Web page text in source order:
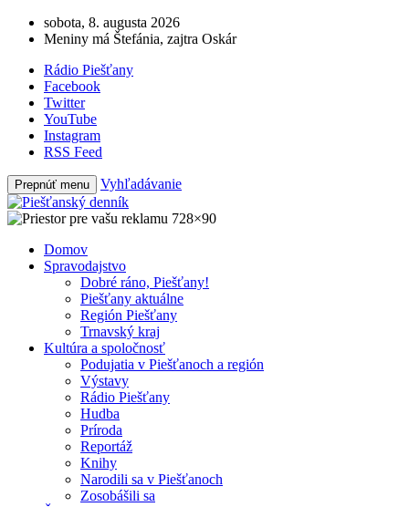
sobota, 8. augusta 2026
Meniny má Štefánia, zajtra Oskár
Rádio Piešťany
Facebook
Twitter
YouTube
Instagram
RSS Feed
Prepnúť menu Vyhľadávanie
Domov
Spravodajstvo
Dobré ráno, Piešťany!
Piešťany aktuálne
Región Piešťany
Trnavský kraj
Kultúra a spoločnosť
Podujatia v Piešťanoch a región
Výstavy
Rádio Piešťany
Hudba
Príroda
Reportáž
Knihy
Narodili sa v Piešťanoch
Zosobášili sa